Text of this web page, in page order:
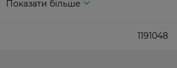
Показати більше
1191048